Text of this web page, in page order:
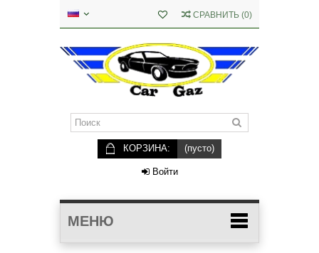
СРАВНИТЬ (0)
КОРЗИНА: (пусто)
Войти
МЕНЮ